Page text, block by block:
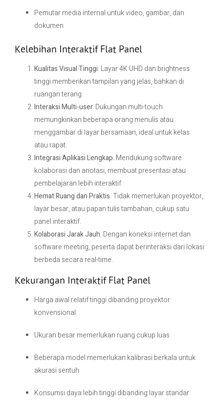
Pemutar media internal untuk video, gambar, dan
dokumen
Kelebihan Interaktif Flat Panel
Kualitas Visual Tinggi. Layar 4K UHD dan brightness
tinggi memberikan tampilan yang jelas, bahkan di
ruangan terang.
Interaksi Multi-user. Dukungan multi-touch
memungkinkan beberapa orang menulis atau
menggambar di layar bersamaan, ideal untuk kelas
atau rapat.
Integrasi Aplikasi Lengkap. Mendukung software
kolaborasi dan anotasi, membuat presentasi atau
pembelajaran lebih interaktif.
Hemat Ruang dan Praktis.Tidak memerlukan proyektor,
layar besar, atau papan tulis tambahan, cukup satu
panel interaktif.
Kolaborasi Jarak Jauh. Dengan koneksi internet dan
software meeting, peserta dapat berinteraksi dari lokasi
berbeda secara real-time.
Kekurangan Interaktif Flat Panel
Harga awal relatif tinggi dibanding proyektor
konvensional
Ukuran besar memerlukan ruang cukup luas
Beberapa model memerlukan kalibrasi berkala untuk
akurasi sentuh
Konsumsi daya lebih tinggi dibanding layar standar